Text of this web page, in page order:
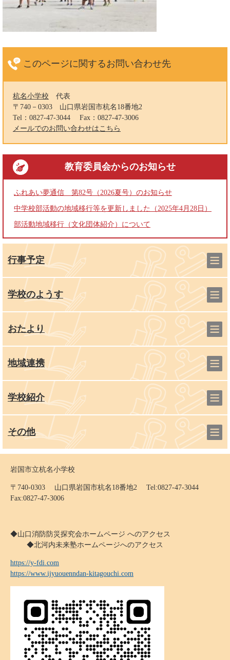
このページに関するお問い合わせ先
杭名小学校
代表
〒740－0303
山口県岩国市杭名18番地2
Tel：0827-47-3044
Fax：0827-47-3006
メールでのお問い合わせはこちら
教育委員会からのお知らせ
ふれあい夢通信 第82号（2026夏号）のお知らせ
中学校部活動の地域移行等を更新しました（2025年4月28日）
部活動地域移行（文化団体紹介）について
行事予定
学校のようす
おたより
地域連携
学校紹介
その他
岩国市立杭名小学校
〒740-0303 山口県岩国市杭名18番地2 Tel:0827-47-3044
Fax:0827-47-3006
◆山口消防防災探究会ホームページ へのアクセス
◆北河内未来塾ホームページへのアクセス
https://y-fdi.com
https://www.ijyuouenndan-kitagouchi.com